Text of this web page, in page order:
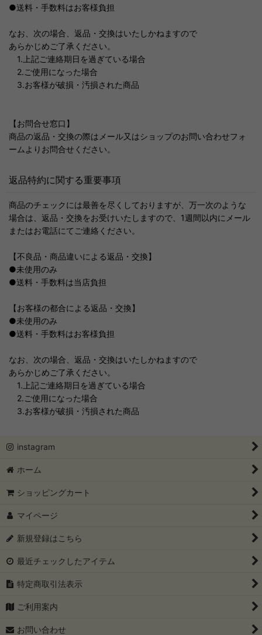
●送料・手数料はお客様負担
なお、次の場合、返品・交換はいたしかねますので
あらかじめご了承ください。
1.上記ご連絡期日を過ぎている場合
2.ご使用になった場合
3.お客様が破損・汚損された商品
【お問合せ窓口】
商品の返品・交換の際はメール又はショップのお問い合わせフォ
ームよりお問合せください。
返品特約に関する重要事項
商品のチェックには最善を尽くしておりますが、万一次のような
場合は、返品・交換をお受けいたしますので、1週間以内にメール
またはお電話にてご連絡ください。
【不良品・商品違いによる返品・交換】
●未使用のみ
●送料・手数料は当店負担
【お客様の都合による返品・交換】
●未使用のみ
●送料・手数料はお客様負担
なお、次の場合、返品・交換はいたしかねますので
あらかじめご了承ください。
1.上記ご連絡期日を過ぎている場合
2.ご使用になった場合
3.お客様が破損・汚損された商品
instagram
ホーム
ショッピングカート
マイページ
新規登録はこちら
最近チェックしたアイテム
特定商取引法表示
ご利用案内
お問い合わせ